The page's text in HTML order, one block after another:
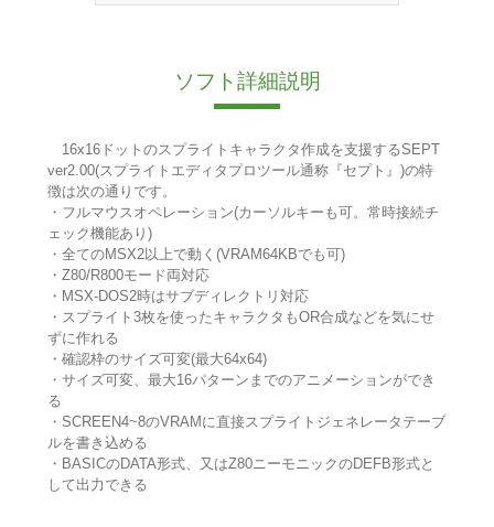
ソフト詳細説明
16x16ドットのスプライトキャラクタ作成を支援するSEPT
ver2.00(スプライトエディタプロツール通称『セプト』)の特
徴は次の通りです。
・フルマウスオペレーション(カーソルキーも可。常時接続チ
ェック機能あり)
・全てのMSX2以上で動く(VRAM64KBでも可)
・Z80/R800モード両対応
・MSX-DOS2時はサブディレクトリ対応
・スプライト3枚を使ったキャラクタもOR合成などを気にせ
ずに作れる
・確認枠のサイズ可変(最大64x64)
・サイズ可変、最大16パターンまでのアニメーションができ
る
・SCREEN4~8のVRAMに直接スプライトジェネレータテーブ
ルを書き込める
・BASICのDATA形式、又はZ80ニーモニックのDEFB形式と
して出力できる